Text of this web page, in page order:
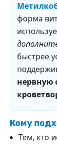
форма
быстрее
нервную
Кому
Тем, кто